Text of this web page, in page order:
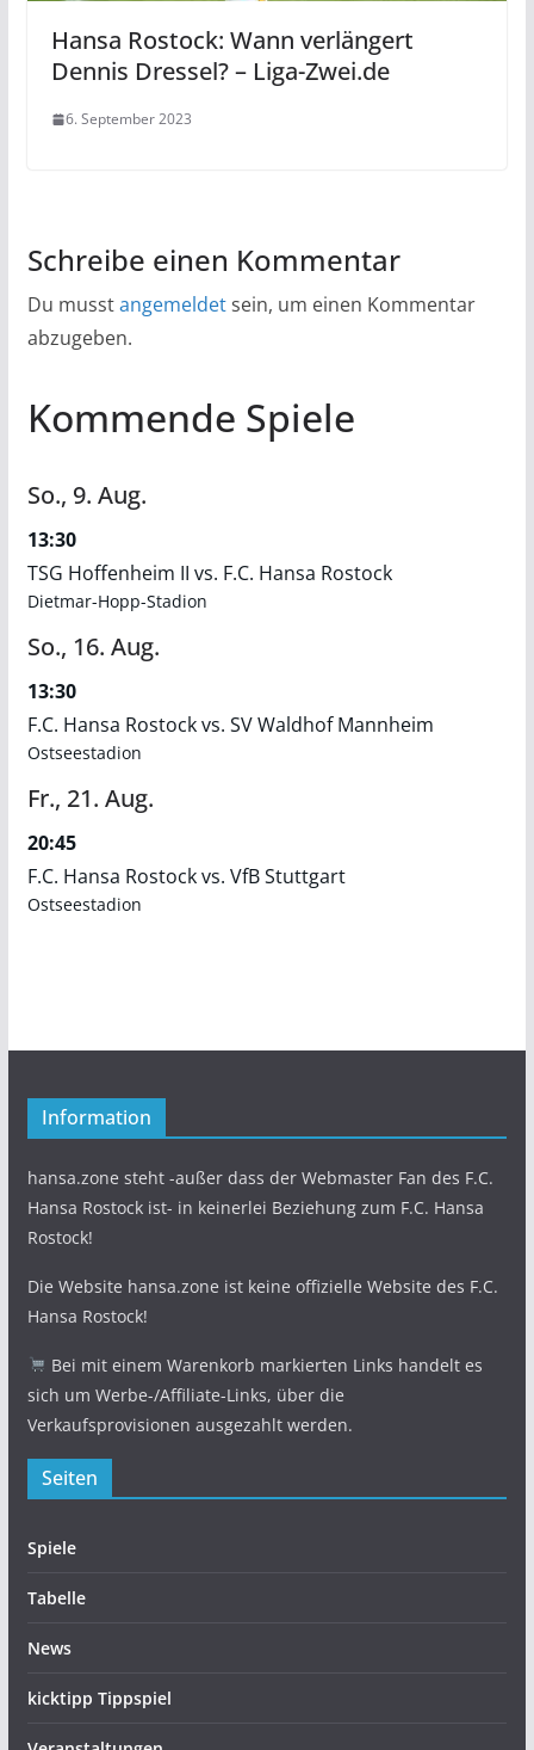
Hansa Rostock: Wann verlängert
Dennis Dressel? – Liga-Zwei.de
6. September 2023
Schreibe einen Kommentar
Du musstangemeldetsein, um einen Kommentar
abzugeben.
Kommende Spiele
So., 9. Aug.
13:30
TSG Hoffenheim II vs. F.C. Hansa Rostock
Dietmar-Hopp-Stadion
So., 16. Aug.
13:30
F.C. Hansa Rostock vs. SV Waldhof Mannheim
Ostseestadion
Fr., 21. Aug.
20:45
F.C. Hansa Rostock vs. VfB Stuttgart
Ostseestadion
Information
hansa.zone steht -außer dass der Webmaster Fan des F.C.
Hansa Rostock ist- in keinerlei Beziehung zum F.C. Hansa
Rostock!
Die Website hansa.zone ist keine offizielle Website des F.C.
Hansa Rostock!
Bei mit einem Warenkorb markierten Links handelt es
sich um Werbe-/Affiliate-Links, über die
Verkaufsprovisionen ausgezahlt werden.
Seiten
Spiele
Tabelle
News
kicktipp Tippspiel